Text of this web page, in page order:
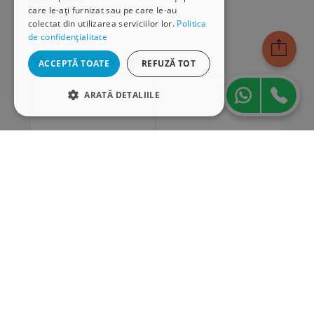
care le-ați furnizat sau pe care le-au
colectat din utilizarea serviciilor lor. Politica
de confidențialitate
ACCEPTĂ TOATE REFUZĂ TOT
ARATĂ DETALIILE
Hartă site
Cariere
Abonare newsletter